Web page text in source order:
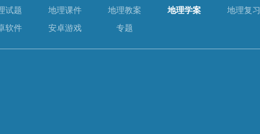
试题 地理课件 地理教案 地理学案 地理复习
软件 安卓游戏 专题